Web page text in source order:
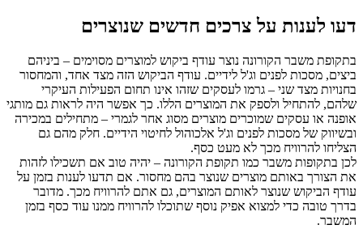
דעו לענות על צרכים חדשים שנוצרים
בתקופת משבר הקורונה נוצר עודף ביקוש למוצרים מסוימים – ביניהם
ביצים, מסכות לפנים וג'ל לידיים. עודף הביקוש הזה מצד אחד, והמחסור
בחנויות מצד שני – גרמו לעסקים שזהו אינו תחום הפעילות העיקרי
שלהם, להתחיל ולספק את המוצרים הללו. כך אפשר היה לראות גם מותגי
אופנה או עסקים שמוכרים מוצרים מסוג אחר לגמרי – מתחילים במכירה
ובשיווק של מסכות לפנים וג'ל אלכוהול לחיטוי הידיים. חלק מהם גם
הצליחו להרוויח מכך לא מעט כסף.
לכן בתקופות משבר כמו תקופת הקורונה – יהיה טוב אם תשכילו לזהות
את הצורך באותם מוצרים שנוצר בהם מחסור. אם תדעו לענות בזמן על
עודף הביקוש שנוצר לאותם המוצרים, גם אתם להרוויח מכך. מדובר
בדרך טובה כדי למצוא אפיק נוסף שתוכלו להרוויח ממנו עוד כסף בזמן
המשבר.